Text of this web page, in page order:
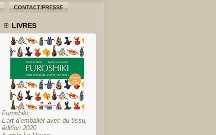
CONTACT/PRESSE
LIVRES
Furoshiki,
L’art d’emballer avec du tissu,
édition 2020